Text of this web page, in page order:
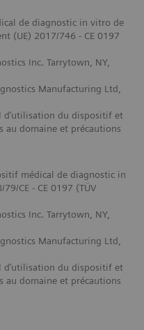
de diagnostic in vitro de
(UE) 2017/746 - CE 0197
Inc. Tarrytown, NY,
Manufacturing Ltd,
du dispositif et
au domaine et précautions
médical de diagnostic in
CE - CE 0197 (TÜV
Inc. Tarrytown, NY,
Manufacturing Ltd,
du dispositif et
au domaine et précautions